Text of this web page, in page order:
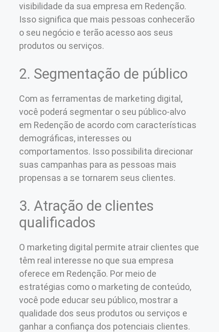
visibilidade da sua empresa em Redenção.
Isso significa que mais pessoas conhecerão
o seu negócio e terão acesso aos seus
produtos ou serviços.
2. Segmentação de público
Com as ferramentas de marketing digital,
você poderá segmentar o seu público-alvo
em Redenção de acordo com características
demográficas, interesses ou
comportamentos. Isso possibilita direcionar
suas campanhas para as pessoas mais
propensas a se tornarem seus clientes.
3. Atração de clientes
qualificados
O marketing digital permite atrair clientes que
têm real interesse no que sua empresa
oferece em Redenção. Por meio de
estratégias como o marketing de conteúdo,
você pode educar seu público, mostrar a
qualidade dos seus produtos ou serviços e
ganhar a confiança dos potenciais clientes.